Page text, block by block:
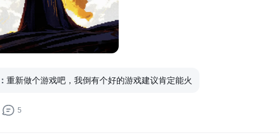
： 重新做个游戏吧，我倒有个好的游戏建议肯定能火
5